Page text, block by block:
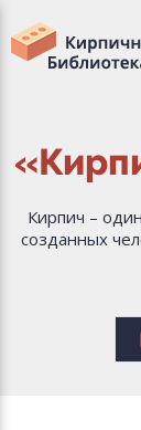
Кирпич –
созданных